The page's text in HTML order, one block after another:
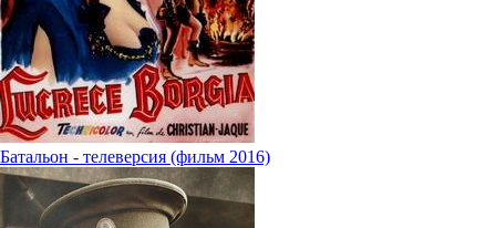
Батальон - телеверсия (фильм 2016)